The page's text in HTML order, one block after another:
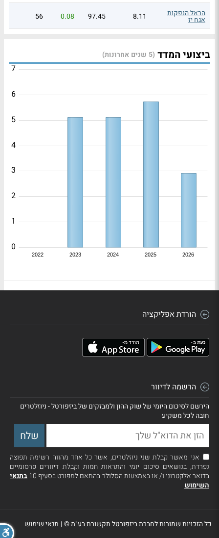
הראל הנפקות
אגח יז 8.11
97.45
0.08
56
ביצועי המדד (5 שנים אחרונות)
2022 2023 2024 2025 2026
0
1
2
3
4
5
6
7
הורדת אפליקציה
הרשמה לדיוור
הירשם לסיכום היומי של שוק ההון ולמבזקים של ביזפורטל - ניוזלטרים
חובה לכל משקיע
אני מאשר קבלת שני ניוזלטרים, אשר כל אחד מהווה רשימת תפוצה
נפרדת, בנושאים סיכום יומי והתראות חמות וקבלת דיוורים פרסומיים
בדואר אלקטרוני ו/ או באמצעות הסלולר בהתאם למפורט בסעיף 10
בתנאי
השימוש
כל הזכויות שמורות לחברת ביזפורטל תקשורת בע"מ ©| תנאי שימוש